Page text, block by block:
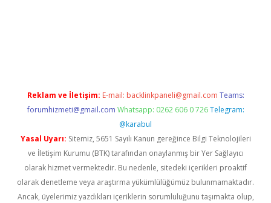
Reklam ve İletişim: E-mail: backlinkpaneli@gmail.com Teams:
forumhizmeti@gmail.com Whatsapp: 0262 606 0 726 Telegram:
@karabul
Yasal Uyarı: Sitemiz, 5651 Sayılı Kanun gereğince Bilgi Teknolojileri
ve İletişim Kurumu (BTK) tarafından onaylanmış bir Yer Sağlayıcı
olarak hizmet vermektedir. Bu nedenle, sitedeki içerikleri proaktif
olarak denetleme veya araştırma yükümlülüğümüz bulunmamaktadır.
Ancak, üyelerimiz yazdıkları içeriklerin sorumluluğunu taşımakta olup,